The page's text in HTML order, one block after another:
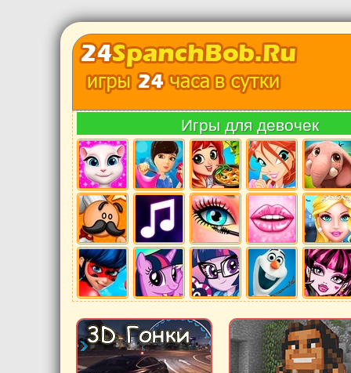
Игры для девочек